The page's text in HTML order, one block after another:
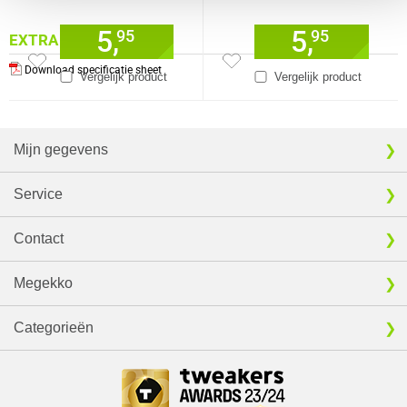
EXTRA INFORMATIE
Download specificatie sheet
Vergelijk product
5,95
Vergelijk product
5,95
Mijn gegevens
Service
Contact
Megekko
Categorieën